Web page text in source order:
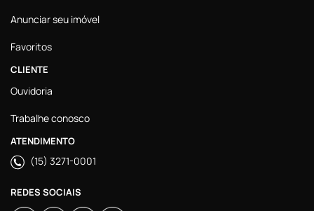
Anunciar seu imóvel
Favoritos
CLIENTE
Ouvidoria
Trabalhe conosco
ATENDIMENTO
(15) 3271-0001
REDES SOCIAIS